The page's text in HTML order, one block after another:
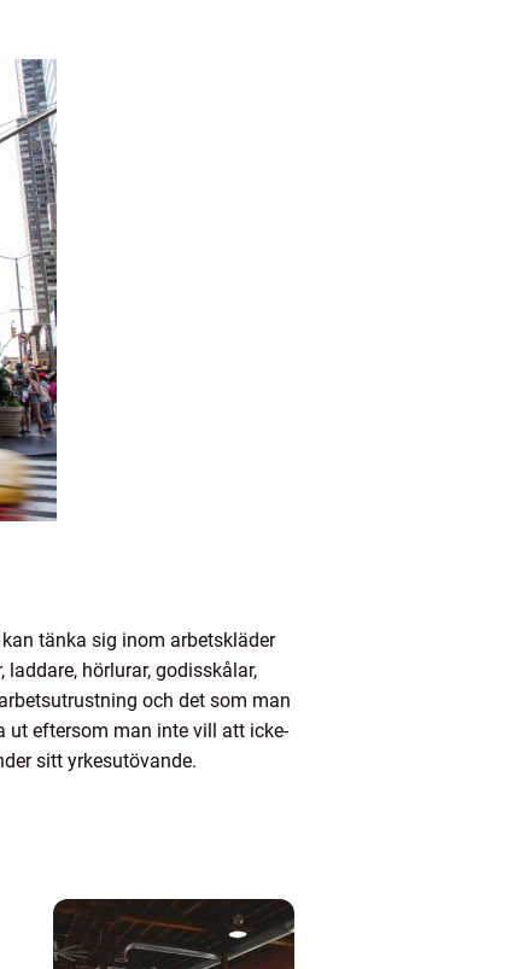
tänka sig inom arbetskläder
hörlurar, godisskålar,
och det som man
ut eftersom man inte vill att icke-
sitt yrkesutövande.